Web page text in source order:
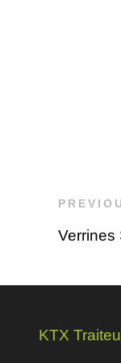
Verrines
KTX